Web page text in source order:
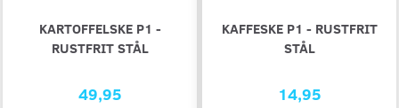
KARTOFFELSKE P1 -
RUSTFRIT STÅL
49,95
KAFFESKE P1 - RUSTFRIT
STÅL
14,95